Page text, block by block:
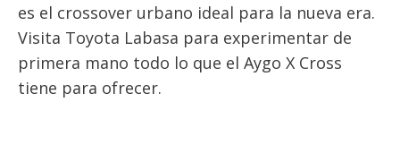
es el crossover urbano ideal para la nueva era.
Visita Toyota Labasa para experimentar de
primera mano todo lo que el Aygo X Cross
tiene para ofrecer.